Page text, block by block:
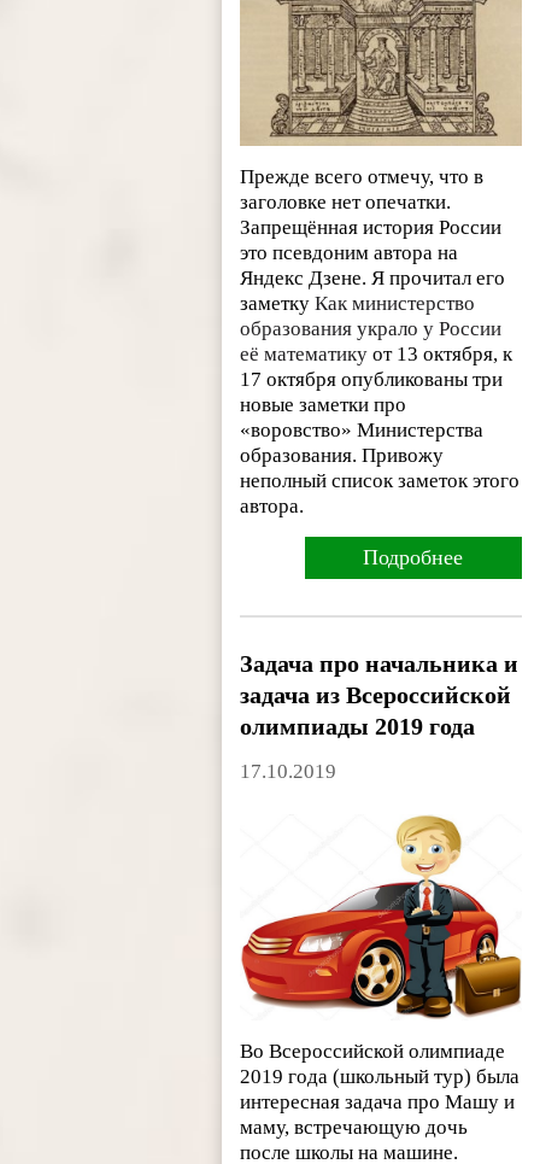
Прежде всего отмечу, что в
заголовке нет опечатки.
Запрещённая история России
это псевдоним автора на
Яндекс Дзене. Я прочитал его
заметкуКак министерство
образования украло у России
её математику от 13 октября, к
17 октября опубликованы три
новые заметки про
«воровство» Министерства
образования. Привожу
неполный список заметок этого
автора.
Подробнее
Задача про начальника и
задача из Всероссийской
олимпиады 2019 года
17.10.2019
Во Всероссийской олимпиаде
2019 года (школьный тур) была
интересная задача про Машу и
маму, встречающую дочь
после школы на машине.